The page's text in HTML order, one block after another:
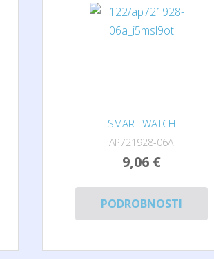
SMART WATCH
AP721928-06A
9,06 €
PODROBNOSTI